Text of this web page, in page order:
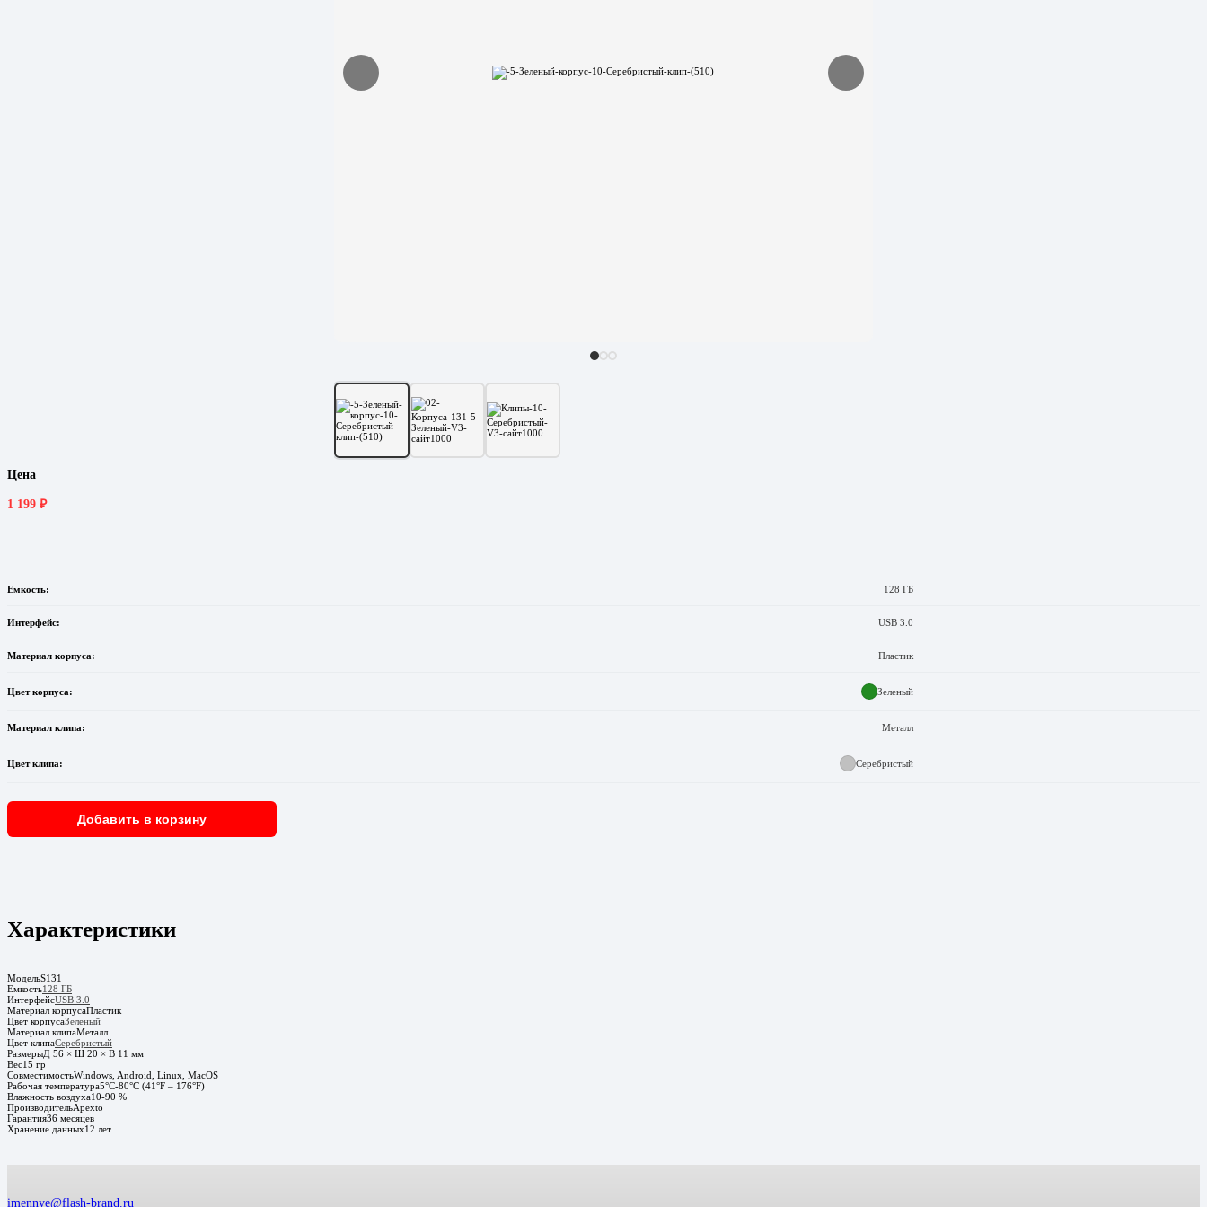
Цена
1 199 ₽
Емкость: 128 ГБ
Интерфейс: USB 3.0
Материал корпуса: Пластик
Цвет корпуса: Зеленый
Материал клипа: Металл
Цвет клипа: Серебристый
Добавить в корзину
Характеристики
МодельS131
Емкость128 ГБ
ИнтерфейсUSB 3.0
Материал корпусаПластик
Цвет корпусаЗеленый
Материал клипаМеталл
Цвет клипаСеребристый
РазмерыД 56 × Ш 20 × В 11 мм
Вес15 гр
СовместимостьWindows, Android, Linux, MacOS
Рабочая температура5°C-80°C (41°F – 176°F)
Влажность воздуха10-90 %
ПроизводительApexto
Гарантия36 месяцев
Хранение данных12 лет
imennye@flash-brand.ru